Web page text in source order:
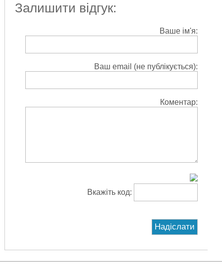
Залишити відгук:
Ваше ім'я:
Ваш email (не публікується):
Коментар:
Вкажіть код: